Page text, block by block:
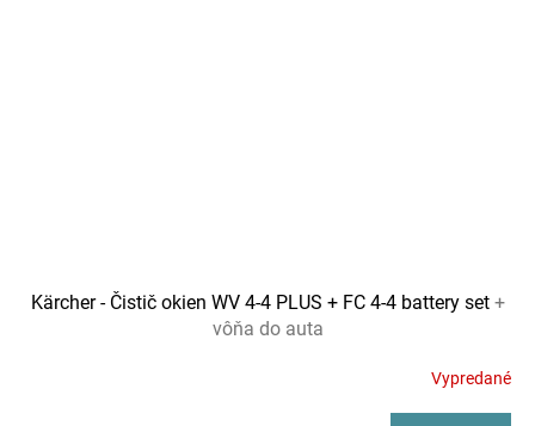
Kärcher - Čistič okien WV 4-4 PLUS + FC 4-4 battery set +
vôňa do auta
Vypredané